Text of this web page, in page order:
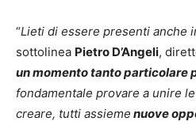
“Lieti di essere presenti anche
sottolinea Pietro D’Angeli,
un momento tanto particolare
fondamentale provare a unire
creare, tutti assieme nuove